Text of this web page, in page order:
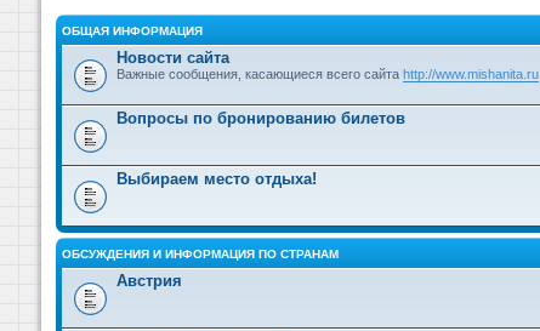
ОБЩАЯ ИНФОРМАЦИЯ
Новости сайта
Важные сообщения, касающиеся всего сайта http://www.mishanita.ru
Вопросы по бронированию билетов
Выбираем место отдыха!
ОБСУЖДЕНИЯ И ИНФОРМАЦИЯ ПО СТРАНАМ
Австрия